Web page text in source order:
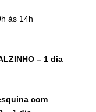
às 14h
– 1 dia
com